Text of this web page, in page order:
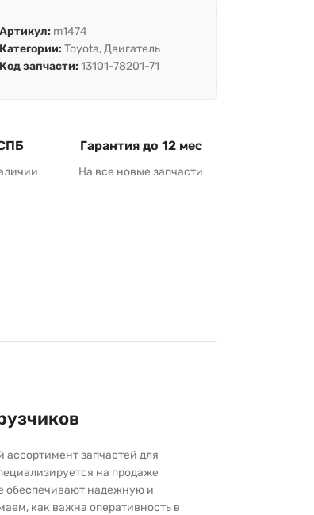
Артикул: m1474
Категории: Toyota, Двигатель
Код запчасти: 13101-78201-71
Гарантия до 12 мес
На все новые запчасти
запчастей для
на продаже
обеспечивают надежную и
как важна оперативность в